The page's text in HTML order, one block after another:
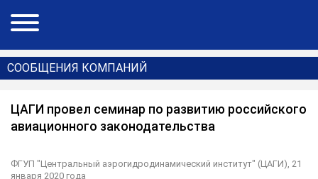
СООБЩЕНИЯ КОМПАНИЙ
ЦАГИ провел семинар по развитию российского
авиационного законодательства
ФГУП "Центральный аэрогидродинамический институт" (ЦАГИ), 21
января 2020 года